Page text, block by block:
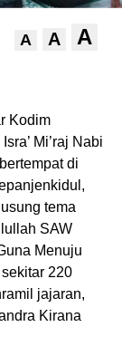
A A A
Kodim
Mi’raj Nabi
di
tema
SAW
Menuju
220
jajaran,
Kirana